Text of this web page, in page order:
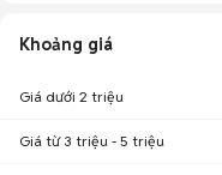
Khoảng giá
Giá dưới 2 triệu
Giá từ 3 triệu - 5 triệu